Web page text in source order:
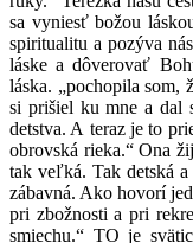
sa vyniesť božou
spiritualitu a pozýva
láske a dôverovať
láska. „pochopila som,
si prišiel ku mne a dal
detstva. A teraz je to
obrovská rieka.“ Ona
tak veľká. Tak detská
zábavná. Ako hovorí
pri zbožnosti a pri
smiechu.“ TO je